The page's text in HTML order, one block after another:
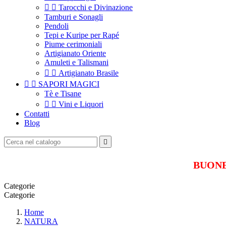
  Tarocchi e Divinazione
Tamburi e Sonagli
Pendoli
Tepi e Kuripe per Rapé
Piume cerimoniali
Artigianato Oriente
Amuleti e Talismani
  Artigianato Brasile
  SAPORI MAGICI
Tè e Tisane
  Vini e Liquori
Contatti
Blog

Categorie
Categorie
Home
NATURA